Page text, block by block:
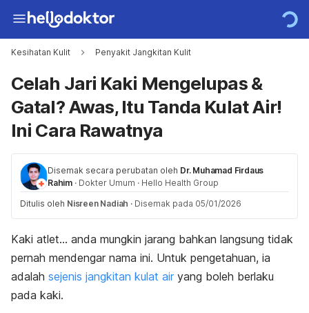
Kesihatan Kulit Penyakit Jangkitan Kulit
Celah Jari Kaki Mengelupas &
Gatal? Awas, Itu Tanda Kulat Air!
Ini Cara Rawatnya
Disemak secara perubatan oleh Dr. Muhamad Firdaus
Rahim · Dokter Umum · Hello Health Group
Ditulis oleh Nisreen Nadiah · Disemak pada 05/01/2026
Kaki atlet… anda mungkin jarang bahkan langsung tidak
pernah mendengar nama ini. Untuk pengetahuan, ia
adalah sejenis jangkitan kulat air yang boleh berlaku
pada kaki.